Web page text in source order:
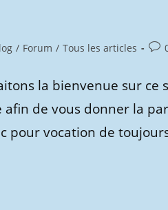
/ Forum / Tous les articles
la bienvenue sur ce
de vous donner la
pour vocation de